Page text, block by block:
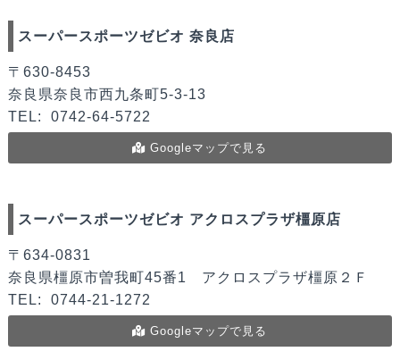
スーパースポーツゼビオ 奈良店
〒630-8453
奈良県奈良市西九条町5-3-13
TEL:
0742-64-5722
Googleマップで見る
スーパースポーツゼビオ アクロスプラザ橿原店
〒634-0831
奈良県橿原市曽我町45番1 アクロスプラザ橿原２Ｆ
TEL:
0744-21-1272
Googleマップで見る